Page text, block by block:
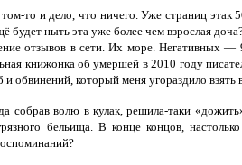
то и дело, что ничего. Уже страниц этак
будет ныть эта уже более чем взрослая
отзывов в сети. Их море. Негативных —
книжонка об умершей в 2010 году
обвинений, который меня угораздило взять
собрав волю в кулак, решила-таки
бельища. В конце концов,